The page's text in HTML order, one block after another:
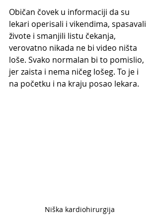
Običan čovek u informaciji da su
lekari operisali i vikendima, spasavali
živote i smanjili listu čekanja,
verovatno nikada ne bi video ništa
loše. Svako normalan bi to pomislio,
jer zaista i nema ničeg lošeg. To je i
na početku i na kraju posao lekara.
Niška kardiohirurgija